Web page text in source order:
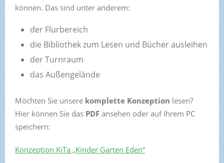
können. Das sind unter anderem:
der Flurbereich
die Bibliothek zum Lesen und Bücher ausleihen
der Turnraum
das Außengelände
Möchten Sie unsere komplette Konzeption lesen?
Hier können Sie das PDF ansehen oder auf Ihrem PC
speichern:
Konzeption KiTa „Kinder Garten Eden“